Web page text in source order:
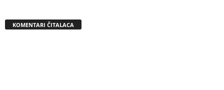
KOMENTARI ČITALACA